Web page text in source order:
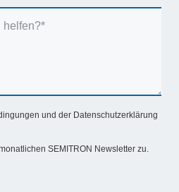
und der Datenschutzerklärung
SEMITRON Newsletter zu.